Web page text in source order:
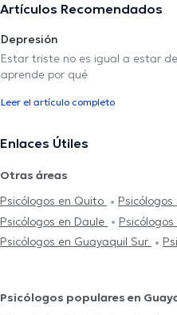
Artículos Recomendados
Depresión
Estar triste no es igual a estar
aprende por qué
Leer el artículo completo
Enlaces Útiles
Otras áreas
Psicólogos en Quito
Psicólogos en Daule
Psicólogos en Guayaquil Sur
Psicólogos populares en